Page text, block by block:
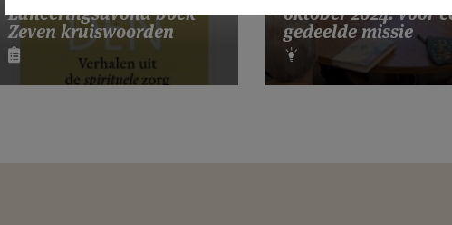
Lanceringsavond boek
Zeven kruiswoorden
oktober 2024: voor
gedeelde missie